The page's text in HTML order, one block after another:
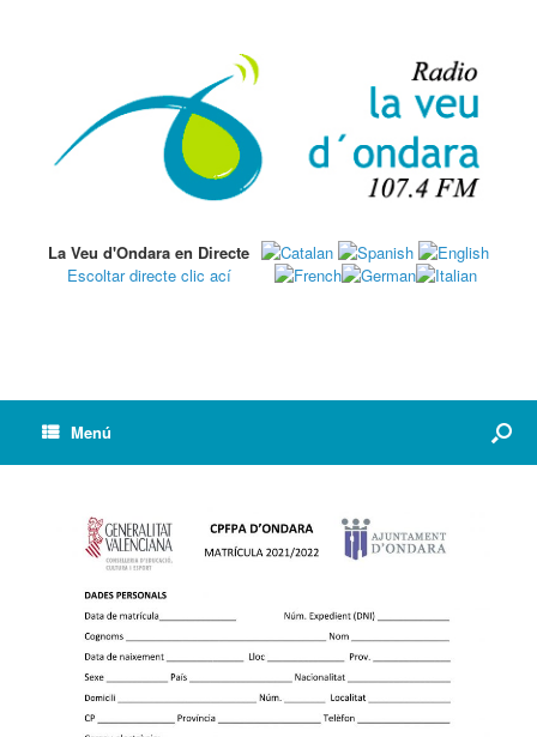
La Veu d'Ondara en Directe
Escoltar directe clic ací
Menú